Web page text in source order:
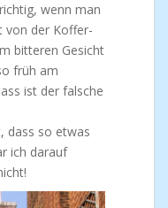
wenn man
von der Koffer-
bitteren Gesicht
früh am
ist der falsche
dass so etwas
ich darauf